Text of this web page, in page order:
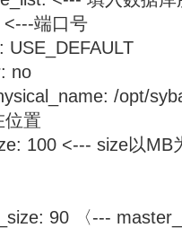
<---端口号
USE_DEFAULT
no
/opt/
位置
100 <--- size以MB
90 〈---